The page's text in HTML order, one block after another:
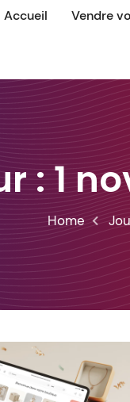
Accueil Vendre
:1
Home